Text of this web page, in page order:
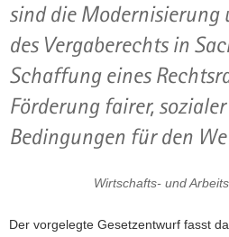
sind die
des Vergaberechts in
Schaffung eines
Förderung fairer,
Bedingungen für den
Wirtschafts- und
Der vorgelegte Gesetzentwurf fasst